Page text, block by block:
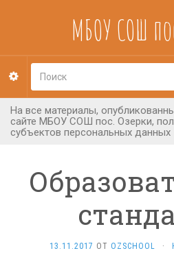
МБОУ СОШ
13.11.2017 ОТ OZSCHOOL ·